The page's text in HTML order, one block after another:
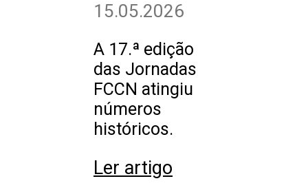
15.05.2026
A 17.ª edição
das Jornadas
FCCN atingiu
números
históricos.
Ler artigo